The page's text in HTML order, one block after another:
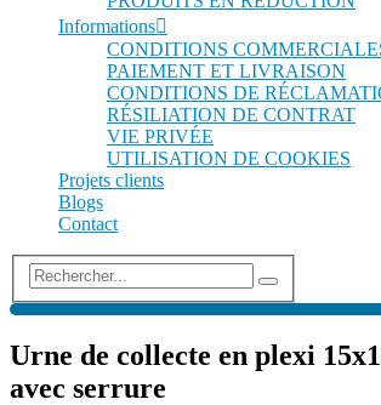
Informations
CONDITIONS
PAIEMENT ET LIVRAISON
CONDITIONS DE
RÉSILIATION DE CONTRAT
VIE PRIVÉE
UTILISATION DE COOKIES
Projets clients
Blogs
Contact
Urne de collecte en plexi
avec serrure